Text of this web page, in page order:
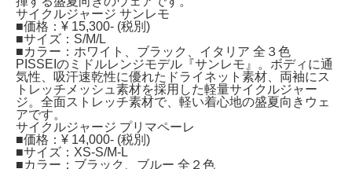
サイクルジャージ サンレモ
■価格：¥ 15,300- (税別)
■サイズ：S/M/L
■カラー：ホワイト、ブラック、イタリア 全３色
PISSEIのミドルレンジモデル『サンレモ』。ボディに通
気性、吸汗速乾性に優れたドライネット素材、両袖にス
トレッチメッシュ素材を採用した軽量サイクルジャー
ジ。全面ストレッチ素材で、軽い着心地の盛夏向きウェ
アです。
サイクルジャージ プリマペーレ
■価格：¥ 14,000- (税別)
■サイズ：XS-S/M-L
■カラー：ブラック、ブルー 全２色